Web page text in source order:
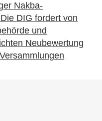
Nakba-
DIG fordert von
und
Neubewertung